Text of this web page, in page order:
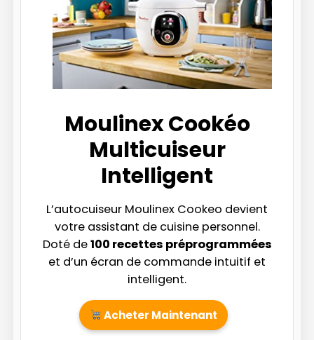
Moulinex Cookéo
Multicuiseur
Intelligent
L’autocuiseur Moulinex Cookeo devient
votre assistant de cuisine personnel.
Doté de100 recettes préprogrammées
et d’un écran de commande intuitif et
intelligent.
Acheter Maintenant